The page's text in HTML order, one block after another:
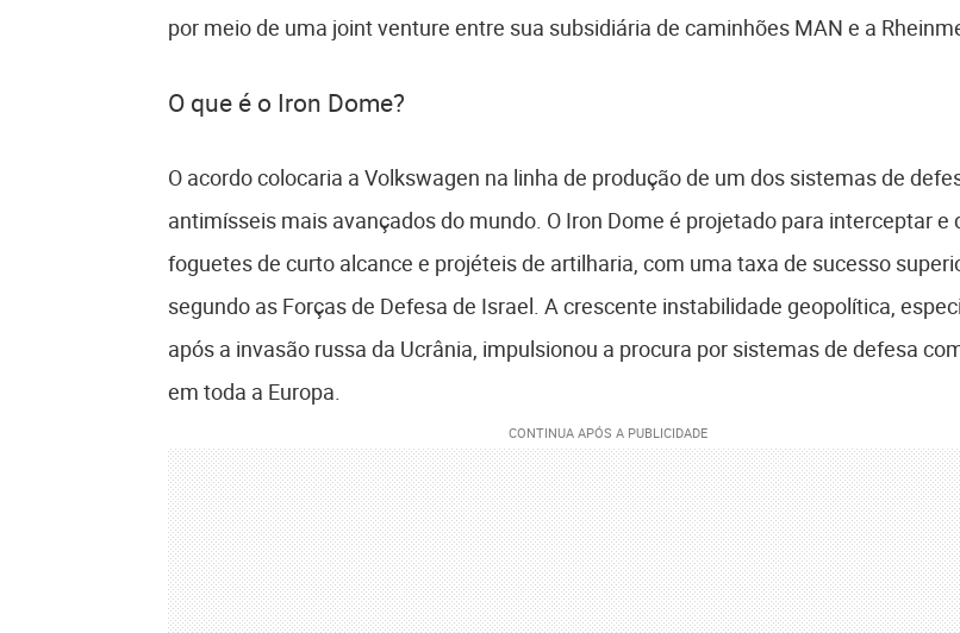
por meio de uma joint venture entre sua subsidiária de caminhões MAN e a
O que é o Iron Dome?
O acordo colocaria a Volkswagen na linha de produção de um dos sistemas de
antimísseis mais avançados do mundo. O Iron Dome é projetado para interceptar e
foguetes de curto alcance e projéteis de artilharia, com uma taxa de sucesso
segundo as Forças de Defesa de Israel. A crescente instabilidade geopolítica,
após a invasão russa da Ucrânia, impulsionou a procura por sistemas de defesa
em toda a Europa.